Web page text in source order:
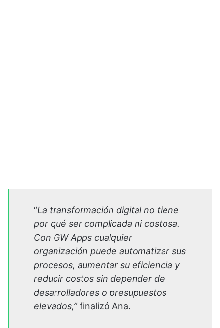
“La transformación digital no tiene
por qué ser complicada ni costosa.
Con GW Apps cualquier
organización puede automatizar sus
procesos, aumentar su eficiencia y
reducir costos sin depender de
desarrolladores o presupuestos
elevados,”finalizó Ana.